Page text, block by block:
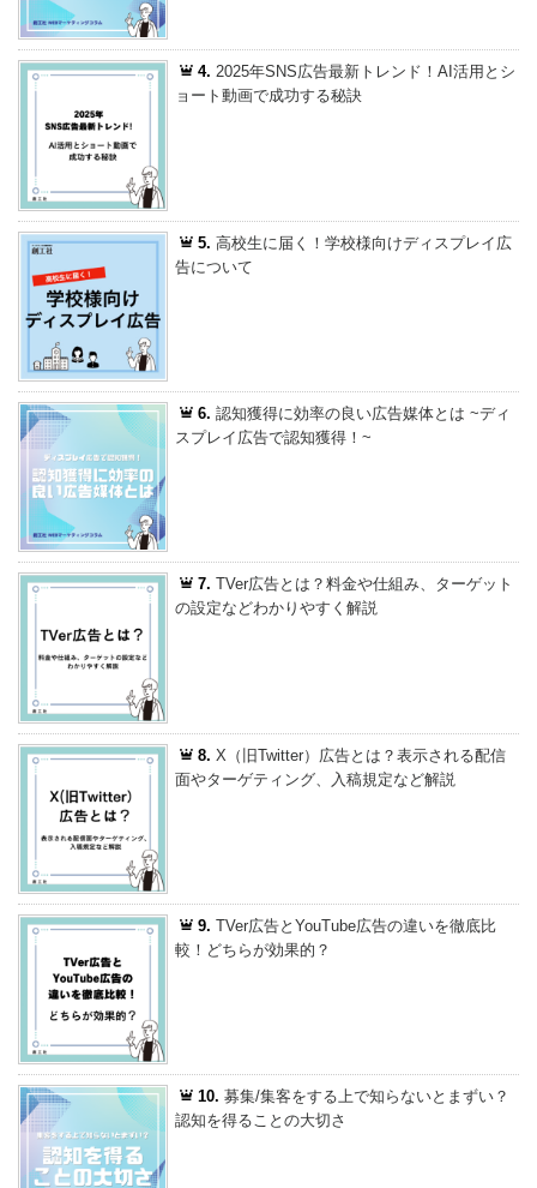
4. 2025年SNS広告最新トレンド！AI活用とシ
ョート動画で成功する秘訣
5. 高校生に届く！学校様向けディスプレイ広
告について
6. 認知獲得に効率の良い広告媒体とは ~ディ
スプレイ広告で認知獲得！~
7. TVer広告とは？料金や仕組み、ターゲット
の設定などわかりやすく解説
8. X（旧Twitter）広告とは？表示される配信
面やターゲティング、入稿規定など解説
9. TVer広告とYouTube広告の違いを徹底比
較！どちらが効果的？
10. 募集/集客をする上で知らないとまずい？
認知を得ることの大切さ